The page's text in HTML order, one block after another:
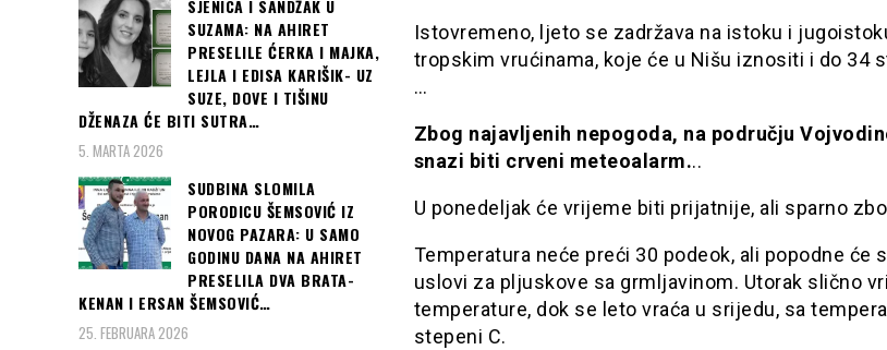
Istovremeno, ljeto se zadržava na istoku i
tropskim vrućinama, koje će u Nišu iznositi i do 34
…
Zbog najavljenih nepogoda, na području
snazi biti crveni meteoalarm...
U ponedeljak će vrijeme biti prijatnije, ali sparno
Temperatura neće preći 30 podeok, ali popodne će
uslovi za pljuskove sa grmljavinom. Utorak slično
temperature, dok se leto vraća u srijedu, sa
stepeni C.
SJENICA I SANDŽAK U
SUZAMA: NA AHIRET
PRESELILE ĆERKA I MAJKA,
LEJLA I EDISA KARIŠIK- UZ
SUZE, DOVE I TIŠINU
DŽENAZA ĆE BITI SUTRA…
5. MARTA 2026
SUDBINA SLOMILA
PORODICU ŠEMSOVIĆ IZ
NOVOG PAZARA: U SAMO
GODINU DANA NA AHIRET
PRESELILA DVA BRATA-
KENAN I ERSAN ŠEMSOVIĆ…
25. FEBRUARA 2026